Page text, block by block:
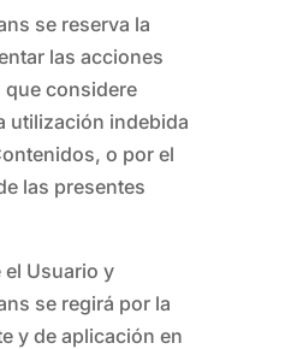
se reserva la
las acciones
que considere
utilización indebida
o por el
las presentes
el Usuario y
se regirá por la
y de aplicación en